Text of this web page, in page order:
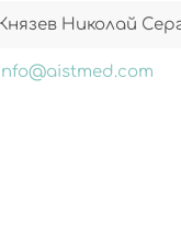
Князев Николай